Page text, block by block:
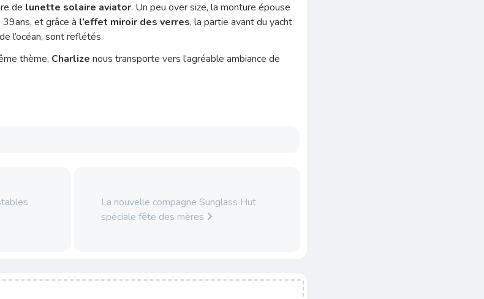
de lunette solaire aviator. Un peu over size, la monture épouse
et grâce à l’effet miroir des verres, la partie avant du yacht
l’océan, sont reflétés.
thème, Charlize nous transporte vers l’agréable ambiance de
La nouvelle compagne Sunglass Hut
spéciale fête des mères